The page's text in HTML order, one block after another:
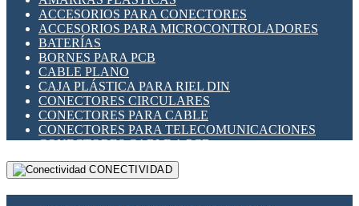
INDICADORES PARA PANEL
INTERFACES DE RELÉ
INTERRUPTORES FIN DE CARRERA
LLAVES CONMUTADORAS
MEDIDORES DE ENERGÍA Y TC'S DE CORRIENTE
MOTORES PASO A PASO
PANTALLAS HMI
PLC -CONTROLADORES LÓGICO PROGRAMABLES
PROGRAMADORES DE HORARIO
RELÉS DE PROTECCIÓN
SENSORES CAPACITIVOS
ACCESORIOS PARA CONECTORES
ACCESORIOS PARA MICROCONTROLADORES
BATERÍAS
BORNES PARA PCB
CABLE PLANO
CAJA PLÁSTICA PARA RIEL DIN
CONECTORES CIRCULARES
CONECTORES PARA CABLE
CONECTORES PARA TELECOMUNICACIONES
CONECTORES CABLE A PCB
CONECTORES PCB A CABLE
DIP SWITCHESCONECTIVIDAD